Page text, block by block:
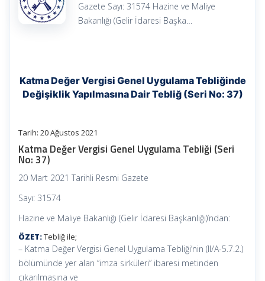
Gazete Sayı: 31574 Hazine ve Maliye
Bakanlığı (Gelir İdaresi Başka…
Katma Değer Vergisi Genel Uygulama Tebliğinde
Değişiklik Yapılmasına Dair Tebliğ (Seri No: 37)
Tarih: 20 Ağustos 2021
Katma Değer Vergisi Genel Uygulama Tebliği (Seri
No: 37)
20 Mart 2021 Tarihli Resmi Gazete
Sayı: 31574
Hazine ve Maliye Bakanlığı (Gelir İdaresi Başkanlığı)’ndan:
ÖZET:Tebliğ ile;
– Katma Değer Vergisi Genel Uygulama Tebliği’nin (II/A-5.7.2.)
bölümünde yer alan “imza sirküleri” ibaresi metinden
çıkarılmasına ve